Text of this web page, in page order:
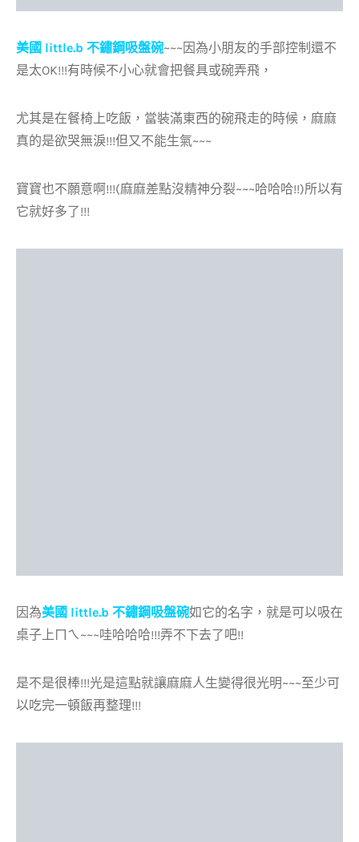
美國 little.b 不鏽鋼吸盤碗~~~因為小朋友的手部控制還不
是太OK!!!有時候不小心就會把餐具或碗弄飛，
尤其是在餐椅上吃飯，當裝滿東西的碗飛走的時候，麻麻
真的是欲哭無淚!!!但又不能生氣~~~
寶寶也不願意啊!!!(麻麻差點沒精神分裂~~~哈哈哈!!)所以有
它就好多了!!!
因為美國 little.b 不鏽鋼吸盤碗如它的名字，就是可以吸在
桌子上ㄇㄟ~~~哇哈哈哈!!!弄不下去了吧!!
是不是很棒!!!光是這點就讓麻麻人生變得很光明~~~至少可
以吃完一頓飯再整理!!!